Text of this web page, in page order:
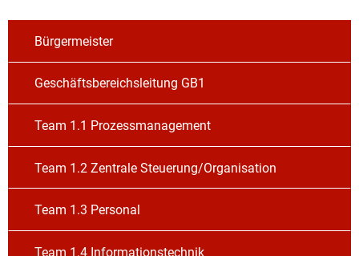
Bürgermeister
Geschäftsbereichsleitung GB1
Team 1.1 Prozessmanagement
Team 1.2 Zentrale Steuerung/Organisation
Team 1.3 Personal
Team 1.4 Informationstechnik